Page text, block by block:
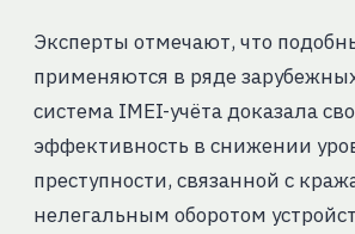
Эксперты отмечают, что
применяются в ряде
система IMEI-учёта доказала
эффективность в снижении
преступности, связанной с
нелегальным оборотом